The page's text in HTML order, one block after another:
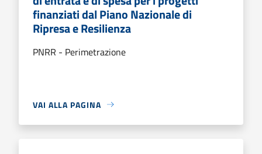
finanziati dal Piano Nazionale di
Ripresa e Resilienza
PNRR - Perimetrazione
VAI ALLA PAGINA